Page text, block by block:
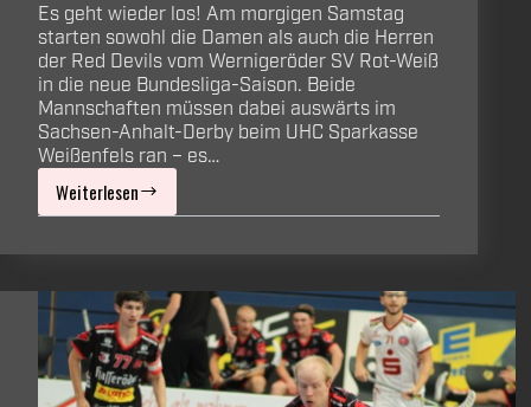
Es geht wieder los! Am morgigen Samstag
starten sowohl die Damen als auch die Herren
der Red Devils vom Wernigeröder SV Rot-Weiß
in die neue Bundesliga-Saison. Beide
Mannschaften müssen dabei auswärts im
Sachsen-Anhalt-Derby beim UHC Sparkasse
Weißenfels ran – es…
Weiterlesen
Sachsen-
Doppelter
Bundesliga-
Saisonauftakt